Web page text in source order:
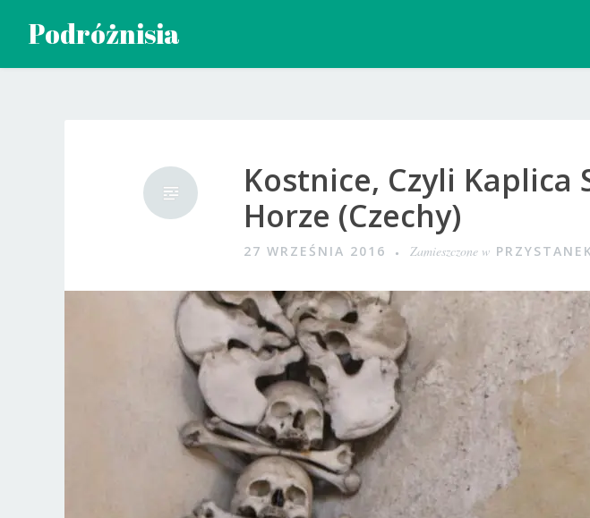
treści
Podróżnisia
Kostnice, Czyli
Horze (Czechy)
27 WRZEŚNIA 2016 Zamieszczone w